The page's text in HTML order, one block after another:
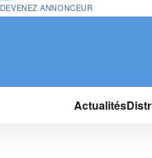
DEVENEZ ANNONCEUR
Actualités